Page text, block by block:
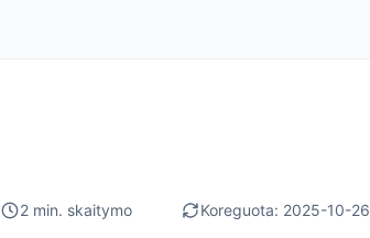
2 min. skaitymo Koreguota: 2025-10-26